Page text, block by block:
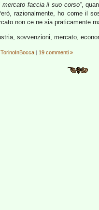
mercato faccia il suo corso”,
razionalmente, ho come il
non ce ne sia praticamente
sovvenzioni, mercato,
TorinoInBocca | 19 commenti »